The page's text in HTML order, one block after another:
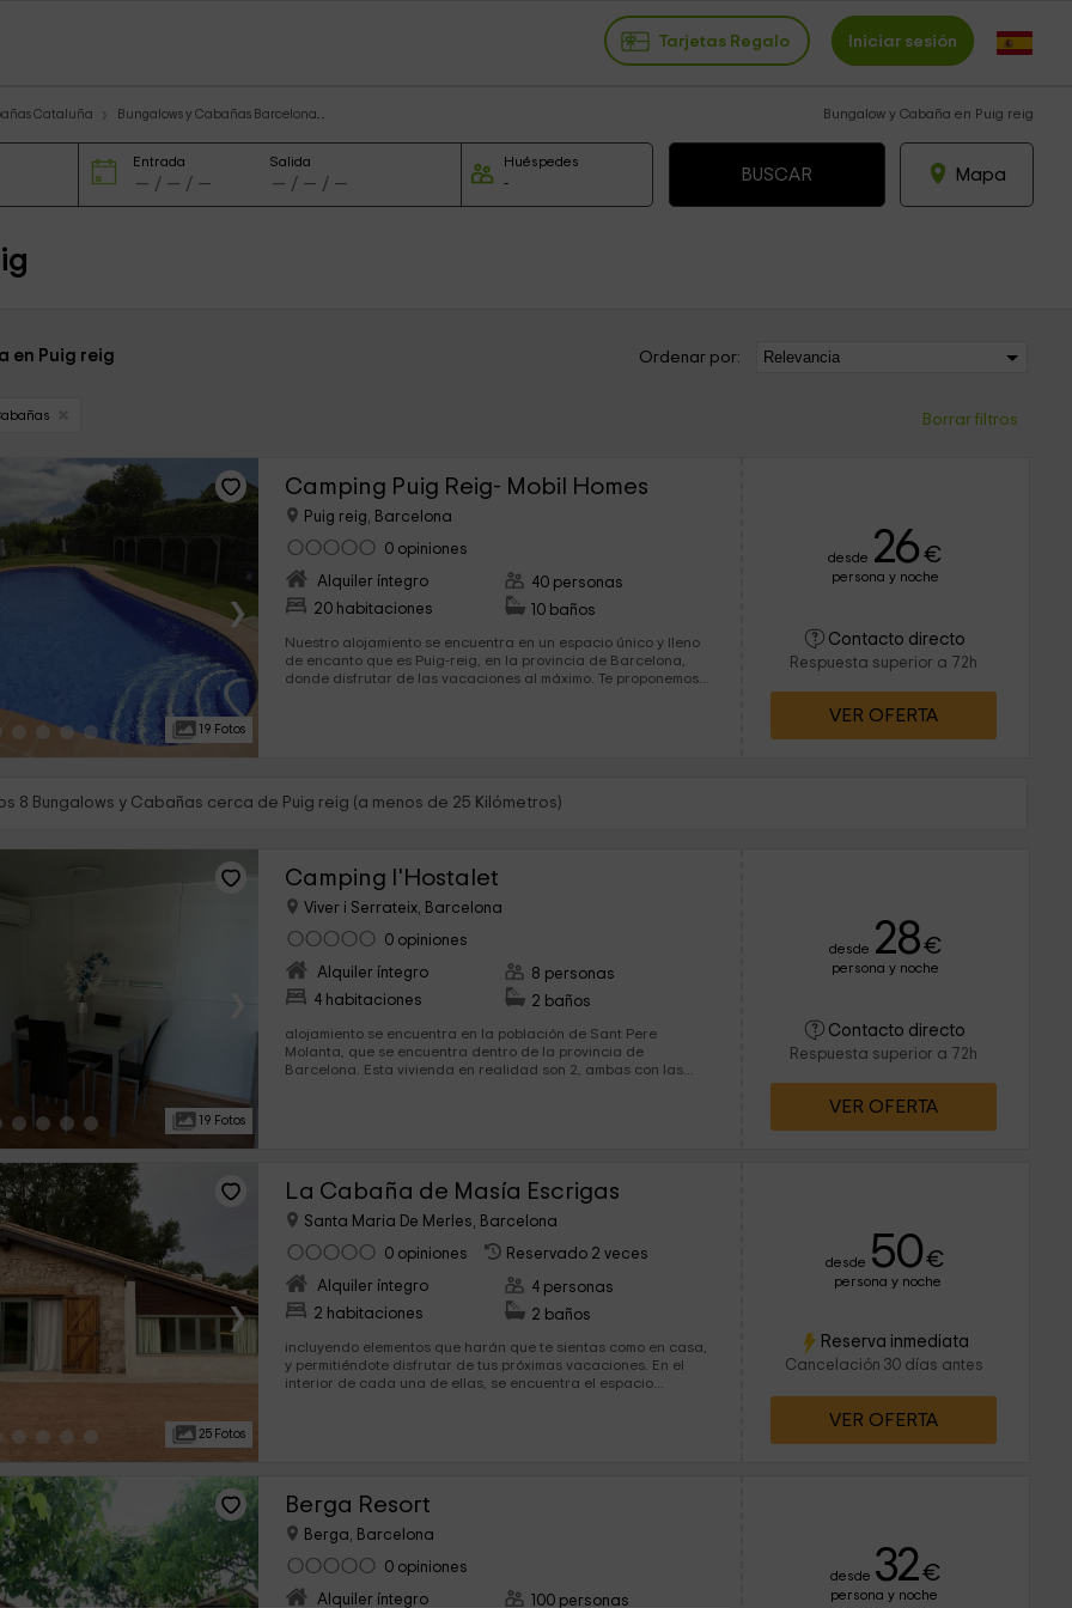
Tarjetas Regalo Iniciar sesión
Cataluña Bungalows y Cabañas Barcelona Bungalow y Cabaña en Puig reig
Entrada Salida Huéspedes
Mapa
en Puig reig Ordenar por:
Borrar filtros
›
19 Fotos
Camping Puig Reig- Mobil Homes
Puig reig, Barcelona
0 opiniones
Alquiler íntegro
20 habitaciones
40 personas
10 baños
Nuestro alojamiento se encuentra en un espacio único y lleno
de encanto que es Puig-reig, en la provincia de Barcelona,
donde disfrutar de las vacaciones al máximo. Te proponemos
desde 26 €
persona y noche
Contacto directo
Respuesta superior a 72h
VER OFERTA
8 Bungalows y Cabañas cerca de Puig reig (a menos de 25 Kilómetros)
›
19 Fotos
Camping l'Hostalet
Viver i Serrateix, Barcelona
0 opiniones
Alquiler íntegro
4 habitaciones
8 personas
2 baños
alojamiento se encuentra en la población de Sant Pere
Molanta, que se encuentra dentro de la provincia de
Barcelona. Esta vivienda en realidad son 2, ambas con las
desde 28€
persona y noche
Contacto directo
Respuesta superior a 72h
VER OFERTA
›
25 Fotos
La Cabaña de Masía Escrigas
Santa Maria De Merles, Barcelona
0 opiniones
Reservado 2 veces
Alquiler íntegro
2 habitaciones
4 personas
2 baños
incluyendo elementos que harán que te sientas como en casa,
y permitiéndote disfrutar de tus próximas vacaciones. En el
interior de cada una de ellas, se encuentra el espacio...
desde 50€
persona y noche
Reserva inmediata
Cancelación 30 días antes
VER OFERTA
Berga Resort
Berga, Barcelona
0 opiniones
Alquiler íntegro
100 personas
desde 32€
persona y noche